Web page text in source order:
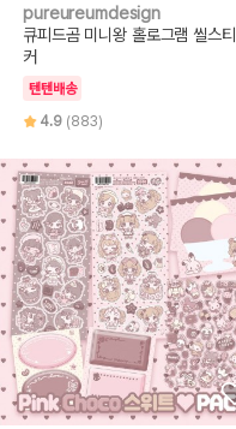
pureureumdesign
큐피드곰 미니왕 홀로그램 씰스티
커
텐텐배송
4.9 (883)